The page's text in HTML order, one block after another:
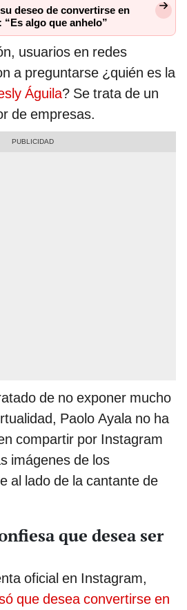
deseo de convertirse en
algo que anhelo”
usuarios en redes
a preguntarse ¿quién es la
Águila? Se trata de un
de empresas.
de no exponer mucho
Paolo Ayala no ha
compartir por Instagram
imágenes de los
al lado de la cantante de
que desea ser
oficial en Instagram,
que desea convertirse en